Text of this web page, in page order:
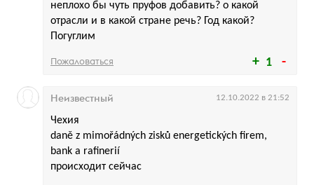
1
неплохо бы чуть пруфов добавить? о какой
отрасли и в какой стране речь? Год какой?
Погуглим
Пожаловаться
Чехия
daně z mimořádných zisků energetických firem,
bank a rafinerií
происходит сейчас
Неизвестный 12.10.2022 в 21:52